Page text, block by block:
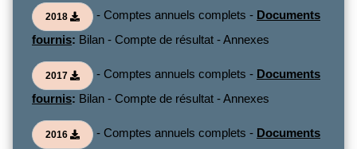
2018 - Comptes annuels complets - Documents
fournis: Bilan - Compte de résultat - Annexes
2017 - Comptes annuels complets - Documents
fournis: Bilan - Compte de résultat - Annexes
2016 - Comptes annuels complets - Documents